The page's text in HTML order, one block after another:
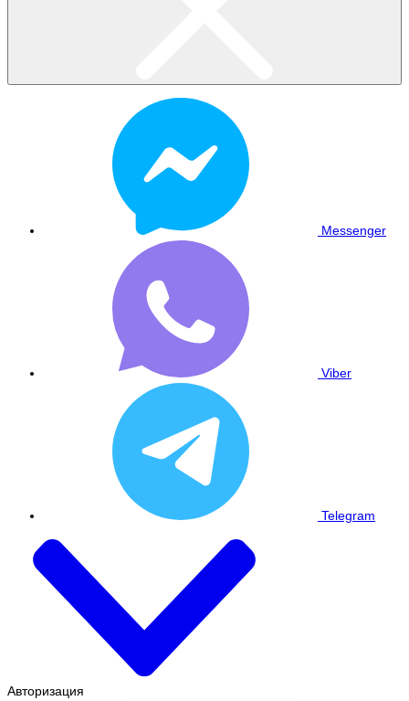
Messenger
Viber
Telegram
Авторизация